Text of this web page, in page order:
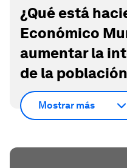
¿Qué está
Económico
aumentar la
de la
Mostrar más